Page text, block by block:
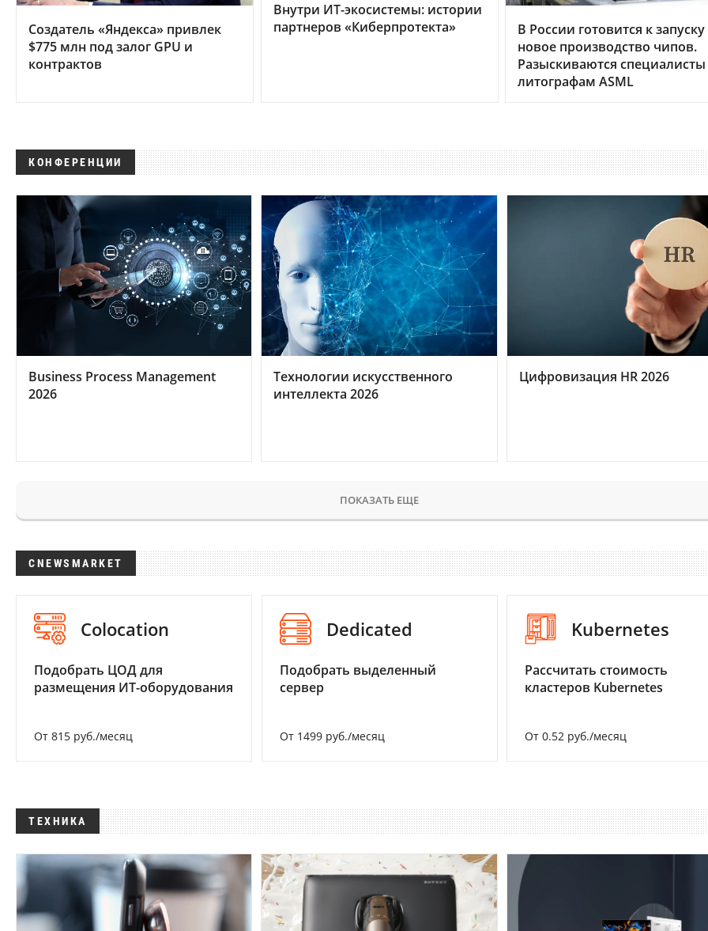
Создатель «Яндекса» привлек
$775 млн под залог GPU и
контрактов
Внутри ИТ-экосистемы: истории
партнеров «Киберпротекта»
В России готовится к запуску
новое производство чипов.
Разыскиваются
литографам ASML
КОНФЕРЕНЦИИ
Business Process Management
2026
Технологии искусственного
интеллекта 2026
Цифровизация HR 2026
ПОКАЗАТЬ ЕЩЕ
CNEWSMARKET
Colocation
Подобрать ЦОД для
размещения ИТ-оборудования
От 815 руб./месяц
Dedicated
Подобрать выделенный
сервер
От 1499 руб./месяц
Kubernetes
Рассчитать стоимость
кластеров Kubernetes
От 0.52 руб./месяц
ТЕХНИКА